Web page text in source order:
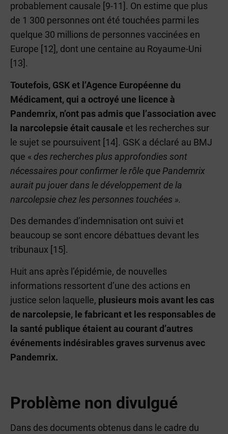
probablement causale [9-11]. On estime que plus
de 1 300 personnes ont été touchées parmi les
quelque 30 millions de personnes vaccinées en
Europe [12], dont une centaine au Royaume-Uni
[13].
Toutefois, GSK et l’Agence Européenne du
Médicament, qui a octroyé une licence à
Pandemrix, n’ont pas admis que l’association avec
la narcolepsie était causale et les recherches sur
le sujet se poursuivent [14]. GSK a déclaré au BMJ
que « des recherches plus approfondies sont
nécessaires pour confirmer le rôle que Pandemrix
aurait pu jouer dans le développement de la
narcolepsie chez les personnes touchées ».
Des demandes d’indemnisation ont suivi et
beaucoup se sont encore débattues devant les
tribunaux [15].
Huit ans après l’épidémie, de nouvelles
informations ressortent d’une des actions en
justice selon laquelle, plusieurs mois avant les cas
de narcolepsie, le fabricant et les responsables de
la santé publique étaient au courant d’autres
événements indésirables graves survenus avec
Pandemrix.
Problème non divulgué
Dans des documents obtenus dans le cadre du